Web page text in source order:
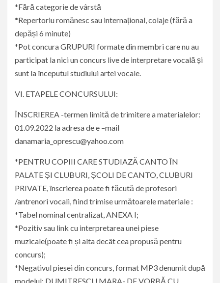
*Fără categorie de vârstă
*Repertoriu romănesc sau internațional, colaje (fără a
depăși 6 minute)
*Pot concura GRUPURI formate din membri care nu au
participat la nici un concurs live de interpretare vocală și
sunt la începutul studiului artei vocale.
VI. ETAPELE CONCURSULUI:
ÎNSCRIEREA -termen limită de trimitere a materialelor:
01.09.2022 la adresa de e –mail
danamaria_oprescu@yahoo.com
*PENTRU COPIII CARE STUDIAZĂ CANTO ÎN
PALATE ȘI CLUBURI, ȘCOLI DE CANTO, CLUBURI
PRIVATE, înscrierea poate fi făcută de profesori
/antrenori vocali, fiind trimise următoarele materiale :
*Tabel nominal centralizat, ANEXA I;
*Pozitiv sau link cu interpretarea unei piese
muzicale(poate fi și alta decât cea propusă pentru
concurs);
*Negativul piesei din concurs, format MP3 denumit după
modelul: DUMITRESCU MARA- DE VORBĂ CU